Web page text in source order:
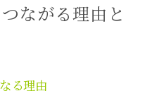
ながる理由と
る理由